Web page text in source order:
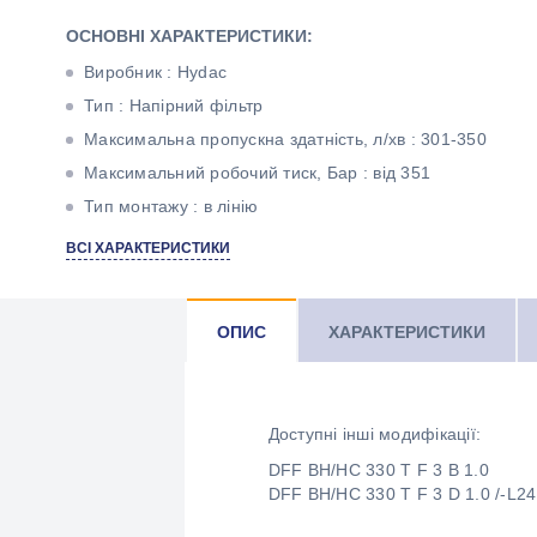
ОСНОВНІ ХАРАКТЕРИСТИКИ:
Виробник : Hydac
Тип : Напірний фільтр
Максимальна пропускна здатність, л/хв : 301-350
Максимальний робочий тиск, Бар : від 351
Тип монтажу : в лінію
Тонкість фільтрації, мкм : 3
Різьба : 1 1/2" BSP
ВСІ ХАРАКТЕРИСТИКИ
ОПИС ХАРАКТЕРИСТИКИ
Доступні інші модифікації:
DFF BH/HC 330 T F 3 B 1.0
DFF BH/HC 330 T F 3 D 1.0 /-L24